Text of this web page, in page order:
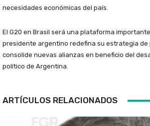
necesidades económicas del país.
El G20 en Brasil será una plataforma
presidente argentino redefina su estrategia de
consolide nuevas alianzas en beneficio del
político de Argentina.
ARTÍCULOS RELACIONADOS